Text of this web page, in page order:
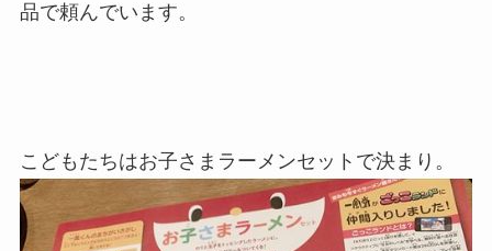
品で頼んでいます。
こどもたちはお子さまラーメンセットで決まり。